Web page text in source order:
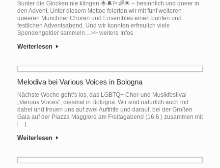
Bunter die Glocken nie klingen 🌟🔔🏳️‍🌈🌟 – besinnlich und queer in
den Advent. Unter diesem Mottoe feierten wir mit fünf weiteren
queeren Münchner Chören und Ensembles einen bunten und
festlichen Adventsabend. Und wir konnten erfreulich viele
Spendengelder sammeln…>> weitere Infos
Weiterlesen
Melodiva bei Various Voices in Bologna
Nächste Woche geht’s los, das LGBTQ+ Chor-und Musikfestival
„Various Voices“, diesmal in Bologna. Wir sind natürlich auch mit
dabei und freuen uns auf zwei Auftritte und darauf, bei der Großen
Gala auf der Piazza Maggiore am Freitagabend (16.6.) zusammen mit
[…]
Weiterlesen